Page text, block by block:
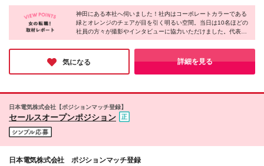
はなし）
を除く当社関連勤務地
神田にある本社へ伺いました！社内はコーポレートカラーである
緑とオレンジのチェアが目を引く明るい空間。当日は10名ほどの
社員の方々が撮影やインタビューに協力いただけました。代表・
永田氏をはじめ、皆さんとにかく穏やかでありながら、フランク
なコミュニケーションが特徴的。入社したばかりの社員の方へ
も、非常に丁寧に、フラットに接されていたのが印象に残ってい
ます。同社であれば安心して挑戦できると感じました！
気になる 詳細を見る
日本電気株式会社【ポジションマッチ登録】
セールスオープンポジション
日本電気株式会社 ポジションマッチ登録